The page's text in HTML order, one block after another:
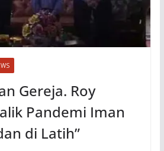
Gereja. Roy
Pandemi Iman
di Latih”